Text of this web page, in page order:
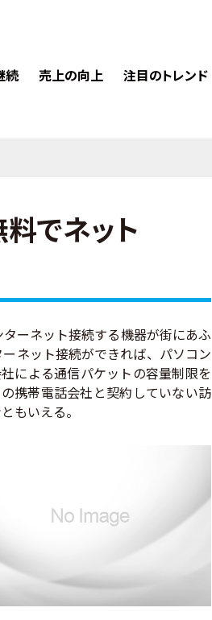
続 売上の向上 注目のトレンド
でネット
ーネット接続する機器が街にあふ
ネット接続ができれば、パソコン
による通信パケットの容量制限を
携帯電話会社と契約していない訪
もいえる。